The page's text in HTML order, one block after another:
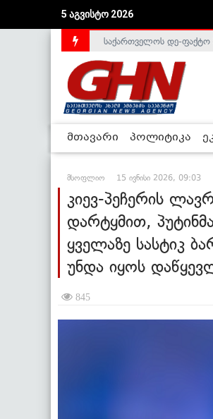
5 აგვისტო 2026
საქართველოს დე-ფაქტო
მთავარი პოლიტიკა
მსოფლიო 15 ივნისი 2026, 09:03
კიევ-პეჩერის
დარტყმით,
ყველაზე სასტიკ
უნდა იყოს
845